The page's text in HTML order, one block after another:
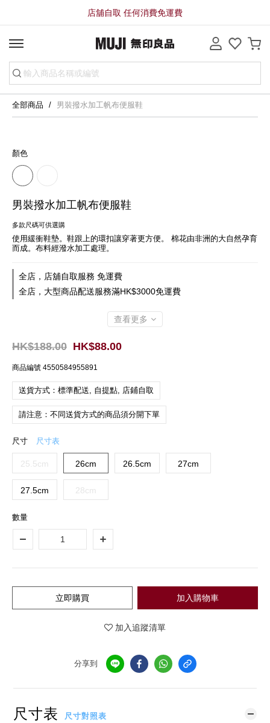
店舖自取 任何消費免運費
全部商品 男裝撥水加工帆布便服鞋
顏色
男裝撥水加工帆布便服鞋
多款尺碼可供選購
使用緩衝鞋墊。鞋跟上的環扣讓穿著更方便。 棉花由非洲的大自然孕育
而成。布料經潑水加工處理。
全店，店舖自取服務 免運費
全店，大型商品配送服務滿HK$3000免運費
查看更多
HK$88.00
HK$188.00
商品編號 4550584955891
送貨方式：標準配送, 自提點, 店鋪自取
請注意：不同送貨方式的商品須分開下單
尺寸 尺寸表
25.5cm 26cm 26.5cm 27cm
27.5cm 28cm
數量
加入購物車
立即購買
加入追蹤清單
分享到
尺寸表 尺寸對照表